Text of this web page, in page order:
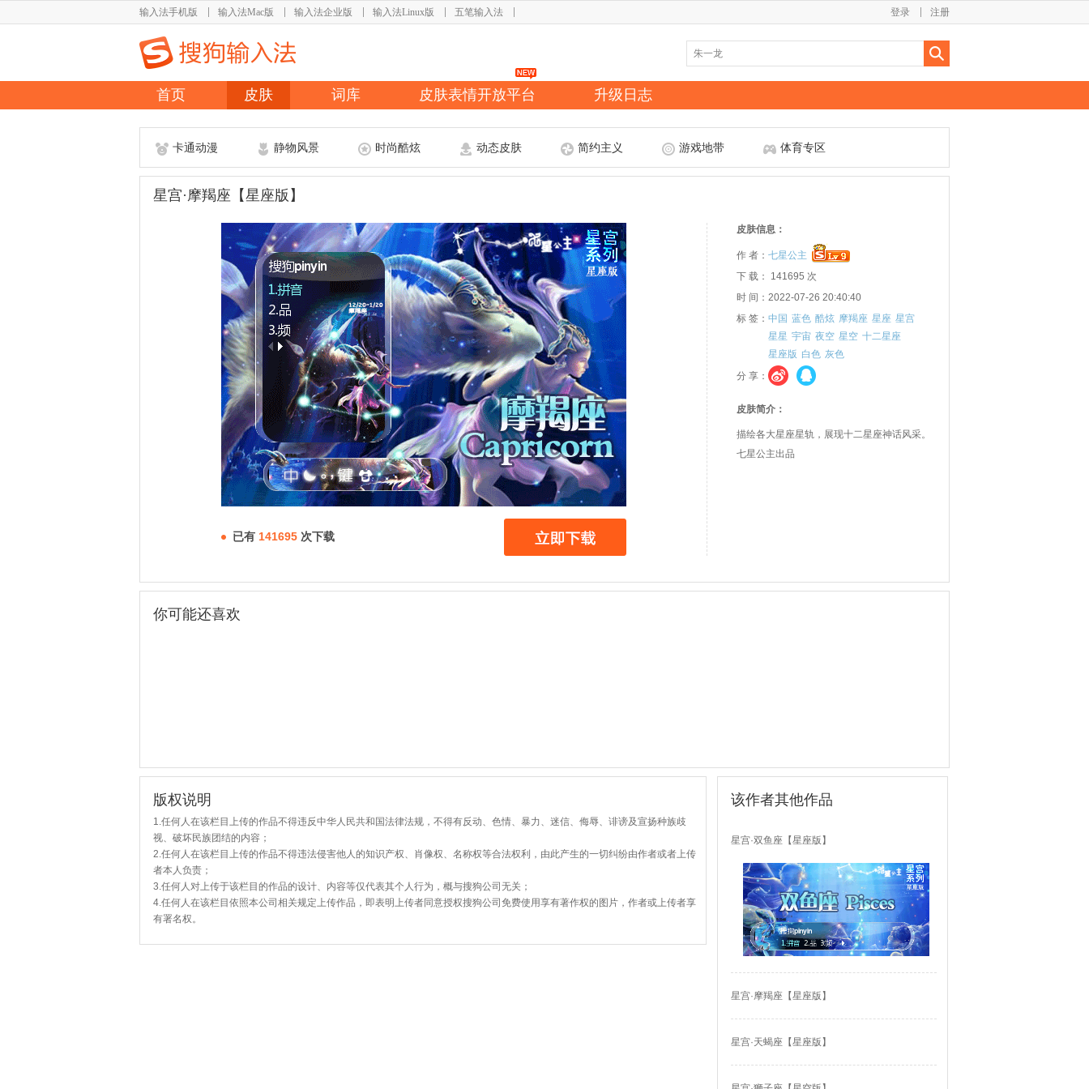
输入法手机版 输入法Mac版 输入法企业版 输入法Linux版 五笔输入法 注册
登录
首页 皮肤 词库 皮肤表情开放平台 升级日志
卡通动漫 静物风景 时尚酷炫 动态皮肤 简约主义 游戏地带 体育专区
星宫·摩羯座【星座版】
已有 141695 次下载
皮肤信息：
作 者： 七星公主
下 载： 141695 次
时 间：2022-07-26 20:40:40
标 签： 中国 蓝色 酷炫 摩羯座 星座 星宫
星星 宇宙 夜空 星空 十二星座
星座版 白色 灰色
分 享：
皮肤简介：
描绘各大星座星轨，展现十二星座神话风采。
七星公主出品
你可能还喜欢
版权说明
1.任何人在该栏目上传的作品不得违反中华人民共和国法律法规，不得有反动、色情、暴力、迷信、侮辱、诽谤及宣扬种族歧
视、破坏民族团结的内容；
2.任何人在该栏目上传的作品不得违法侵害他人的知识产权、肖像权、名称权等合法权利，由此产生的一切纠纷由作者或者上传
者本人负责；
3.任何人对上传于该栏目的作品的设计、内容等仅代表其个人行为，概与搜狗公司无关；
4.任何人在该栏目依照本公司相关规定上传作品，即表明上传者同意授权搜狗公司免费使用享有著作权的图片，作者或上传者享
有署名权。
该作者其他作品
星宫·双鱼座【星座版】
星宫·摩羯座【星座版】
星宫·天蝎座【星座版】